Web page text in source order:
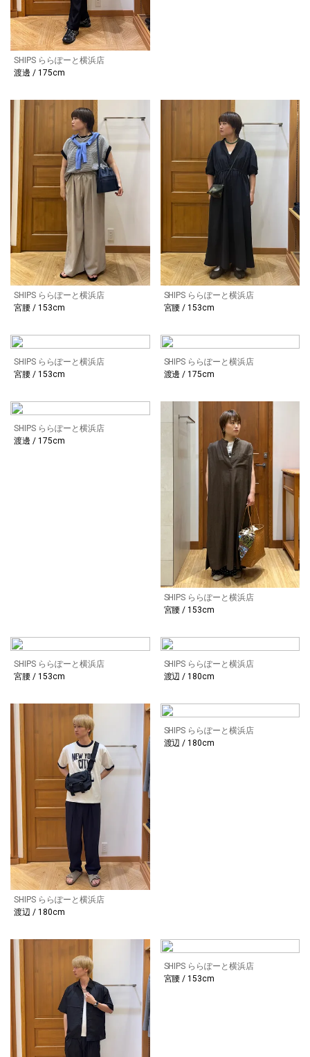
SHIPS ららぽーと横浜店
渡邊 / 175cm
SHIPS ららぽーと横浜店
宮腰 / 153cm
SHIPS ららぽーと横浜店
宮腰 / 153cm
SHIPS ららぽーと横浜店
宮腰 / 153cm
SHIPS ららぽーと横浜店
渡邊 / 175cm
SHIPS ららぽーと横浜店
渡邊 / 175cm
SHIPS ららぽーと横浜店
宮腰 / 153cm
SHIPS ららぽーと横浜店
宮腰 / 153cm
SHIPS ららぽーと横浜店
渡辺 / 180cm
SHIPS ららぽーと横浜店
渡辺 / 180cm
SHIPS ららぽーと横浜店
渡辺 / 180cm
SHIPS ららぽーと横浜店
宮腰 / 153cm